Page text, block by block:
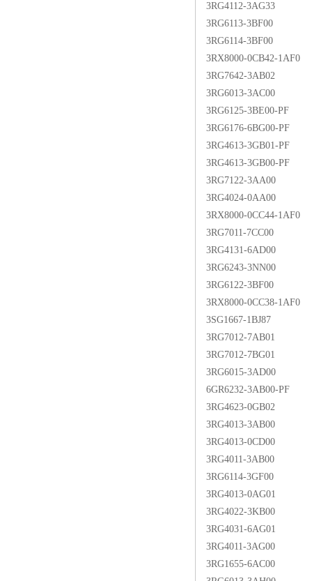
3RG4112-3AG33
3RG6113-3BF00
3RG6114-3BF00
3RX8000-0CB42-1AF0
3RG7642-3AB02
3RG6013-3AC00
3RG6125-3BE00-PF
3RG6176-6BG00-PF
3RG4613-3GB01-PF
3RG4613-3GB00-PF
3RG7122-3AA00
3RG4024-0AA00
3RX8000-0CC44-1AF0
3RG7011-7CC00
3RG4131-6AD00
3RG6243-3NN00
3RG6122-3BF00
3RX8000-0CC38-1AF0
3SG1667-1BJ87
3RG7012-7AB01
3RG7012-7BG01
3RG6015-3AD00
6GR6232-3AB00-PF
3RG4623-0GB02
3RG4013-3AB00
3RG4013-0CD00
3RG4011-3AB00
3RG6114-3GF00
3RG4013-0AG01
3RG4022-3KB00
3RG4031-6AG01
3RG4011-3AG00
3RG1655-6AC00